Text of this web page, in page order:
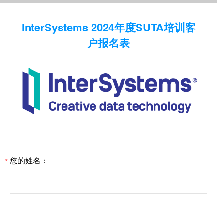
InterSystems 2024年度SUTA培训客
户报名表
*您的姓名：